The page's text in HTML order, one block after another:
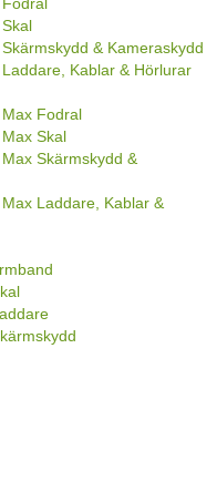
& Kameraskydd
Kablar & Hörlurar
Fodral
Skal
Skärmskydd &
Laddare, Kablar &